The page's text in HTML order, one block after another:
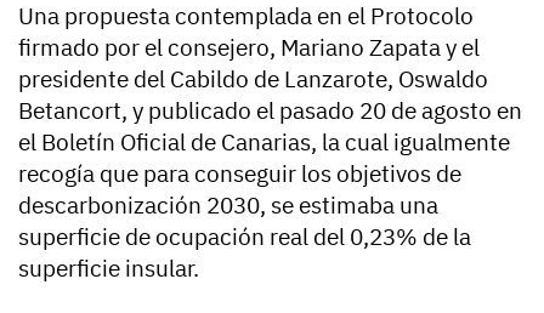
Una propuesta contemplada en el Protocolo
firmado por el consejero, Mariano Zapata y el
presidente del Cabildo de Lanzarote, Oswaldo
Betancort, y publicado el pasado 20 de agosto en
el Boletín Oficial de Canarias, la cual igualmente
recogía que para conseguir los objetivos de
descarbonización 2030, se estimaba una
superficie de ocupación real del 0,23% de la
superficie insular.